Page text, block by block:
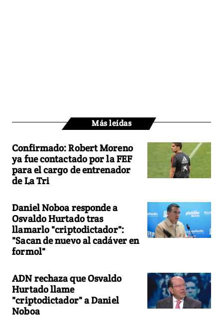
Más leídas
Confirmado: Robert Moreno
ya fue contactado por la FEF
para el cargo de entrenador
de La Tri
Daniel Noboa responde a
Osvaldo Hurtado tras
llamarlo "criptodictador":
"Sacan de nuevo al cadáver en
formol"
ADN rechaza que Osvaldo
Hurtado llame
"criptodictador" a Daniel
Noboa